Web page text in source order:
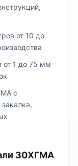
от 10 до
от 1 до 75 мм
с
30ХГМА